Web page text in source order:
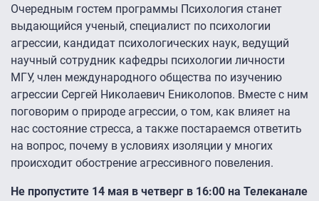
Очередным гостем программы Психология станет
выдающийся ученый, специалист по психологии
агрессии, кандидат психологических наук, ведущий
научный сотрудник кафедры психологии личности
МГУ, член международного общества по изучению
агрессии Сергей Николаевич Ениколопов. Вместе с ним
поговорим о природе агрессии, о том, как влияет на
нас состояние стресса, а также постараемся ответить
на вопрос, почему в условиях изоляции у многих
происходит обострение агрессивного повеления.
Не пропустите 14 мая в четверг в 16:00 на Телеканале